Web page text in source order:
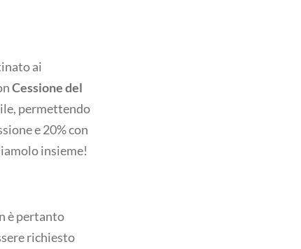
ai
Cessione del
permettendo
e 20% con
insieme!
è pertanto
richiesto